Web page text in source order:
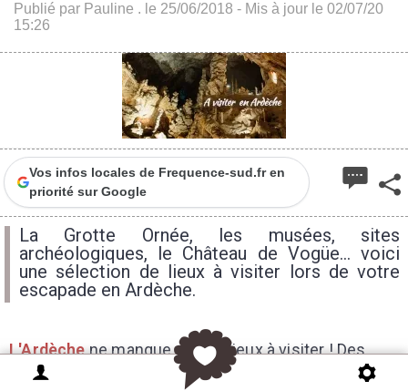
Publié par Pauline . le 25/06/2018 - Mis à jour le 02/07/20
15:26
Vos infos locales de Frequence-sud.fr en
priorité sur Google
La Grotte Ornée, les musées, sites
archéologiques, le Château de Vogüe... voici
une sélection de lieux à visiter lors de votre
escapade en Ardèche.
L'Ardèchene manque pas de lieux à visiter ! Des
grottes et cavernes pour plonger dans le temps